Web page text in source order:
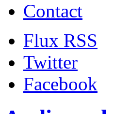
Contact
Flux RSS
Twitter
Facebook